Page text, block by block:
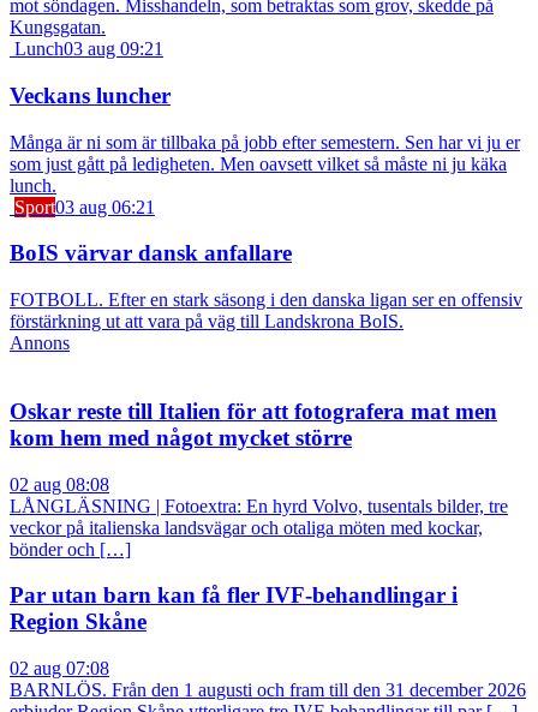
mot söndagen. Misshandeln, som betraktas som grov, skedde på
Kungsgatan.
Lunch03 aug 09:21
Veckans luncher
Många är ni som är tillbaka på jobb efter semestern. Sen har vi ju er
som just gått på ledigheten. Men oavsett vilket så måste ni ju käka
lunch.
Sport03 aug 06:21
BoIS värvar dansk anfallare
FOTBOLL. Efter en stark säsong i den danska ligan ser en offensiv
förstärkning ut att vara på väg till Landskrona BoIS.
Annons
Oskar reste till Italien för att fotografera mat men
kom hem med något mycket större
02 aug 08:08
LÅNGLÄSNING | Fotoextra: En hyrd Volvo, tusentals bilder, tre
veckor på italienska landsvägar och otaliga möten med kockar,
bönder och […]
Par utan barn kan få fler IVF-behandlingar i
Region Skåne
02 aug 07:08
BARNLÖS. Från den 1 augusti och fram till den 31 december 2026